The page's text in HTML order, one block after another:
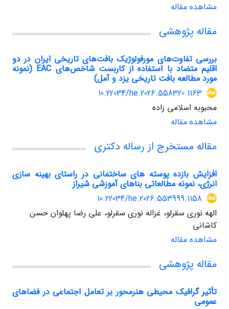
مشاهده مقاله
مقاله پژوهشی
بررسی تفاوت‌های مورفولوژیک بافت‌های تاریخی ایران در دو
اقلیم متضاد با استفاده از کاربست شاخص‌های EAC (نمونه
مورد مطالعه بافت تاریخی یزد و آمل)
10.22034/he.2026.558320.1163
محبوبه اسلامی زاده
مشاهده مقاله
مقاله مستخرج از رساله دکتری
افزایش بازده پوسته های ساختمانی در راستای بهینه سازی
انرژی، نمونه مطالعاتی بناهای آموزشی شیراز
10.22034/he.2026.553999.1158
الهه نوری سقرلو، غزاله نوری سقرلو، علی رضا پهلوان حسن
کاشانی
مشاهده مقاله
مقاله پژوهشی
تأثیر گرافیک محیطی هنرمحور بر تعامل اجتماعی در فضاهای
عمومی